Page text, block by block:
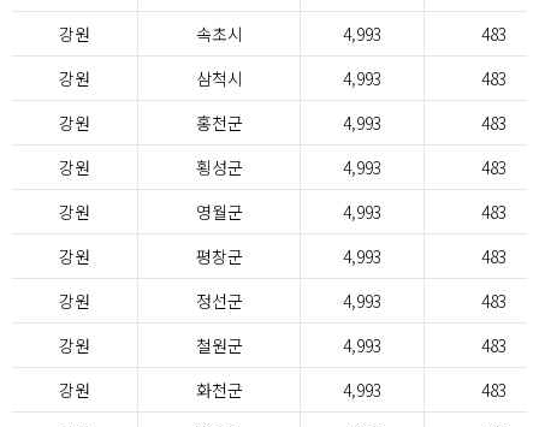
강원
속초시 4,993
483
강원
삼척시 4,993
483
강원
홍천군 4,993
483
강원
횡성군 4,993
483
강원
영월군 4,993
483
강원
평창군 4,993
483
강원
정선군 4,993
483
강원
철원군 4,993
483
강원
화천군 4,993
483